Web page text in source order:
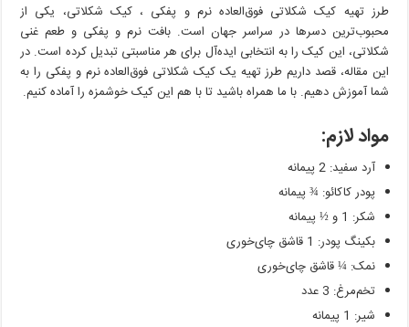
و
پفکی
طرز تهیه کیک شکلاتی فوق‌العاده نرم و پفکی ، کیک شکلاتی، یکی از
محبوب‌ترین دسرها در سراسر جهان است. بافت نرم و پفکی و طعم غنی
شکلاتی، این کیک را به انتخابی ایده‌آل برای هر مناسبتی تبدیل کرده است. در
این مقاله، قصد داریم طرز تهیه یک کیک شکلاتی فوق‌العاده نرم و پفکی را به
شما آموزش دهیم. با ما همراه باشید تا با هم این کیک خوشمزه را آماده کنیم.
مواد لازم:
آرد سفید: 2 پیمانه
پودر کاکائو: ¾ پیمانه
شکر: 1 و ½ پیمانه
بکینگ پودر: 1 قاشق چای‌خوری
نمک: ¼ قاشق چای‌خوری
تخم‌مرغ: 3 عدد
شیر: 1 پیمانه